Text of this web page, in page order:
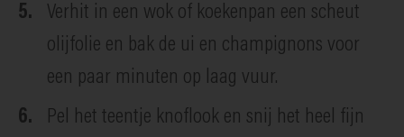
Verhit in een wok of koekenpan een scheut
olijfolie en bak de ui en champignons voor
een paar minuten op laag vuur.
Pel het teentje knoflook en snij het heel fijn